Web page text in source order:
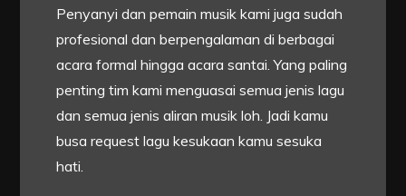
Penyanyi dan pemain musik kami juga sudah
profesional dan berpengalaman di berbagai
acara formal hingga acara santai. Yang paling
penting tim kami menguasai semua jenis lagu
dan semua jenis aliran musik loh. Jadi kamu
busa request lagu kesukaan kamu sesuka
hati.